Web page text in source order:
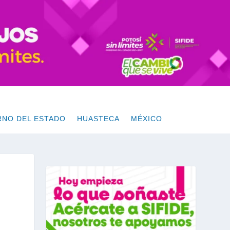
DEL ESTADO HUASTECA MÉXICO